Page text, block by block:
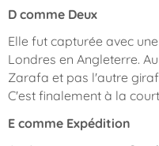
D comme Deux
Elle fut capturée avec
Londres en Angleterre.
Zarafa et pas l'autre
C'est finalement à la
E comme Expédition